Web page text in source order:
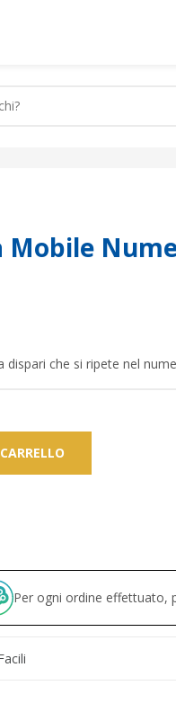
Mobile
dispari che si ripete nel
Per ogni ordine effettuato,